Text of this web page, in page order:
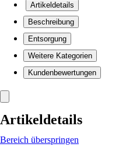
Artikeldetails
Beschreibung
Entsorgung
Weitere Kategorien
Kundenbewertungen
Artikeldetails
Bereich überspringen